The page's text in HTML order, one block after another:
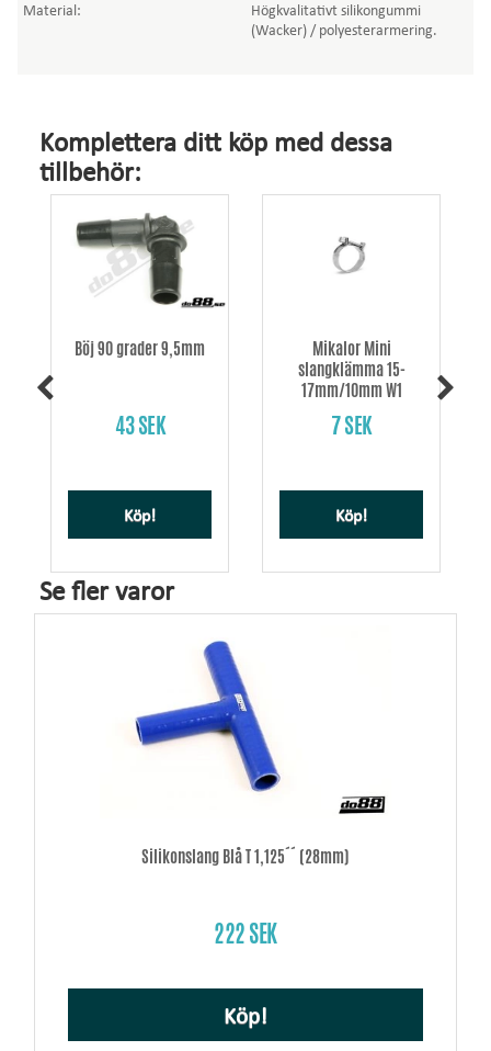
Material:
Högkvalitativt silikongummi
(Wacker) / polyesterarmering.
Komplettera ditt köp med dessa
tillbehör:
Böj 90 grader 9,5mm
43 SEK
Köp!
Mikalor Mini
slangklämma 15-
17mm/10mm W1
7 SEK
Köp!
Se fler varor
Silikonslang Blå T 1,125´´ (28mm)
222 SEK
Köp!